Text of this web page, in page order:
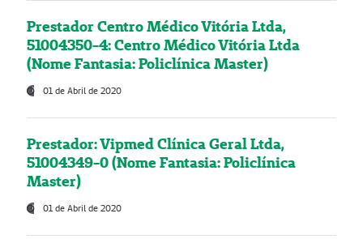
Prestador Centro Médico Vitória Ltda,
51004350-4: Centro Médico Vitória Ltda
(Nome Fantasia: Policlínica Master)
01 de Abril de 2020
Prestador: Vipmed Clínica Geral Ltda,
51004349-0 (Nome Fantasia: Policlínica
Master)
01 de Abril de 2020